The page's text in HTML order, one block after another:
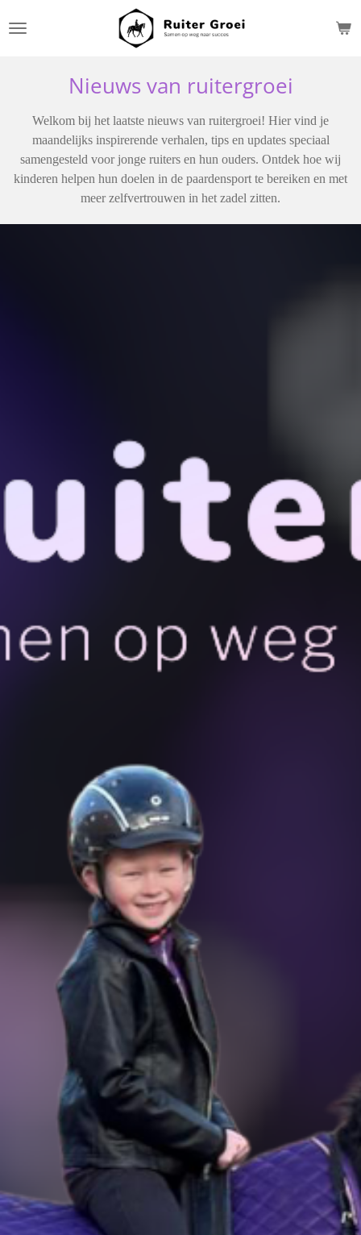
direct
hoofdinhoudNieuws van ruitergroei
Welkom bij het laatste nieuws van ruitergroei! Hier vind je
maandelijks inspirerende verhalen, tips en updates speciaal
samengesteld voor jonge ruiters en hun ouders. Ontdek hoe wij
kinderen helpen hun doelen in de paardensport te bereiken en met
meer zelfvertrouwen in het zadel zitten.